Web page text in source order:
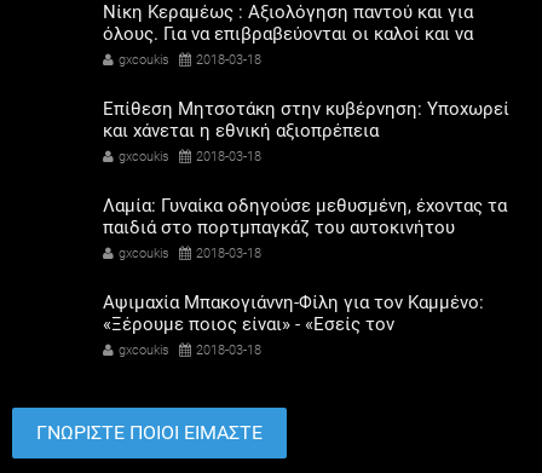
Νίκη Κεραμέως : Αξιολόγηση παντού και για
όλους. Για να επιβραβεύονται οι καλοί και να
βελτιώνονται όλοι».
gxcoukis 2018-03-18
Επίθεση Μητσοτάκη στην κυβέρνηση: Υποχωρεί
και χάνεται η εθνική αξιοπρέπεια
gxcoukis 2018-03-18
Λαμία: Γυναίκα οδηγούσε μεθυσμένη, έχοντας τα
παιδιά στο πορτμπαγκάζ του αυτοκινήτου
gxcoukis 2018-03-18
Αψιμαχία Μπακογιάννη-Φίλη για τον Καμμένο:
«Ξέρουμε ποιος είναι» - «Εσείς τον
δημιουργήσατε»
gxcoukis 2018-03-18
ΓΝΩΡΙΣΤΕ ΠΟΙΟΙ ΕΙΜΑΣΤΕ